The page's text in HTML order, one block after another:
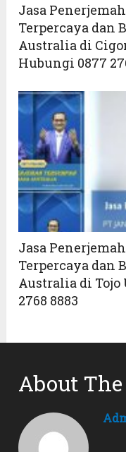
Jasa
Terpercaya dan
Australia di
Hubungi 0877
Jasa
Terpercaya dan
Australia di Tojo
2768 8883
About